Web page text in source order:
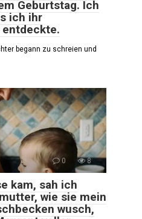
Geburtstag. Ich
ich ihr
begann zu schreien und
0 8
kam, sah ich
wie sie mein
wusch,